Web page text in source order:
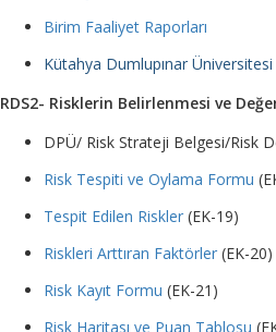
Birim Faaliyet Raporları
Kütahya Dumlupınar
RDS2- Risklerin Belirlenmesi ve
DPÜ/ Risk Strateji Belgesi/Risk
Risk Tespiti ve Oylama Formu
Tespit Edilen Riskler (EK-19)
Riskleri Arttıran Faktörler (EK-20)
Risk Kayıt Formu (EK-21)
Risk Haritası ve Puan Tablosu